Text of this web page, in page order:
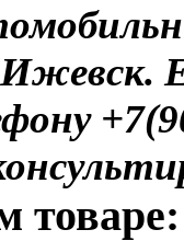
товаре: